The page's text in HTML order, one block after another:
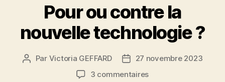
Pour ou contre la
nouvelle technologie ?
Auteur
Par Victoria GEFFARD
Date27 novembre 2023
3 commentairessur